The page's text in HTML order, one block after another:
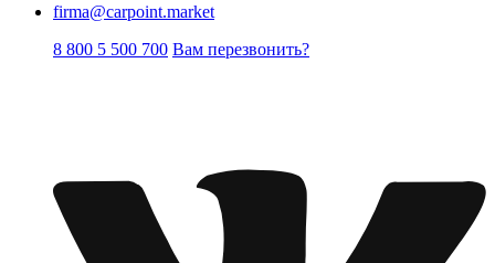
firma@carpoint.market
8 800 5 500 700 Вам перезвонить?